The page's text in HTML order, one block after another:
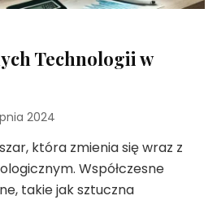
Technologii w
2024
która zmienia się wraz z
Współczesne
takie jak sztuczna